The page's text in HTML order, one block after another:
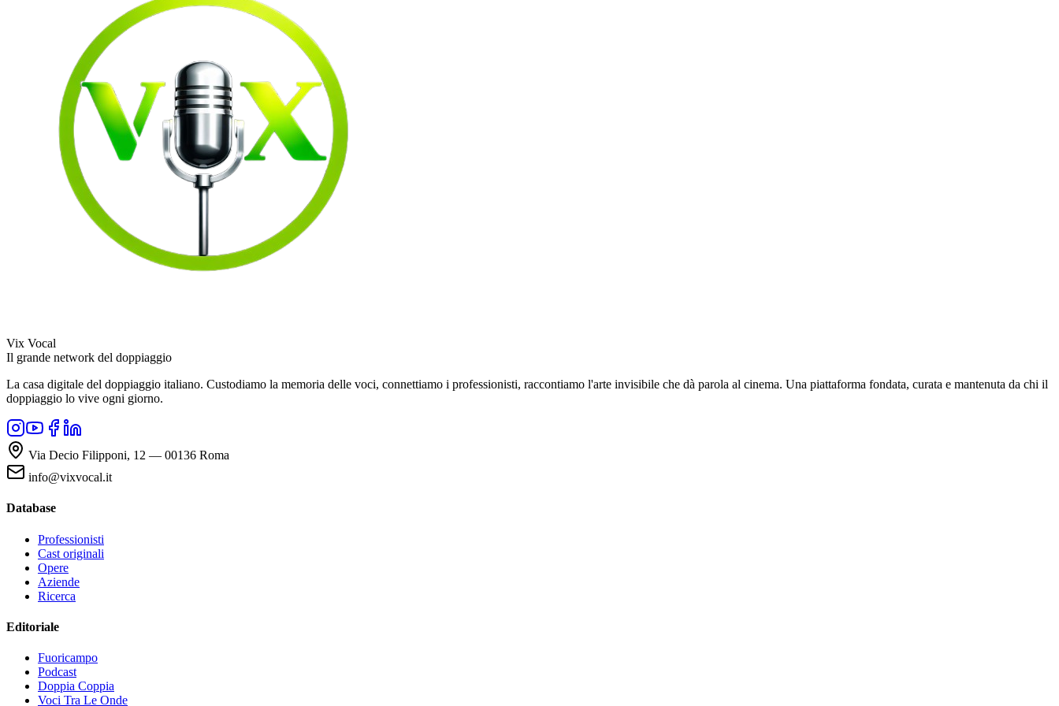
Vix Vocal
Il grande network del doppiaggio
La casa digitale del doppiaggio italiano. Custodiamo la memoria delle voci, connettiamo i professionisti, raccontiamo l'arte invisibile che dà parola al cinema. Una piattaforma fondata, curata e mantenuta da chi il
doppiaggio lo vive ogni giorno.
Via Decio Filipponi, 12 — 00136 Roma
info@vixvocal.it
Database
Professionisti
Cast originali
Opere
Aziende
Ricerca
Editoriale
Fuoricampo
Podcast
Doppia Coppia
Voci Tra Le Onde